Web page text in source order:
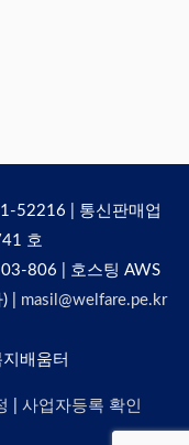
52216 | 통신판매업
호
806 | 호스팅 AWS
| masil@welfare.pe.kr
배움터
사업자등록 확인